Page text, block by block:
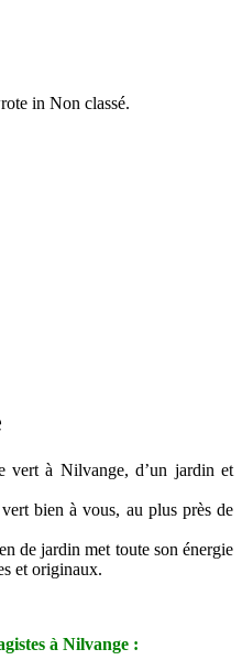
in Non classé.
vert à Nilvange, d’un jardin et
bien à vous, au plus près de
de jardin met toute son énergie
et originaux.
à Nilvange :